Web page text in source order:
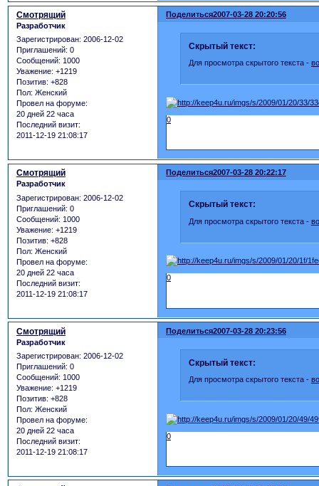
Поделиться2007-03-28 20:20:56
Смотрящий
Разработчик
Зарегистрирован: 2006-12-02
Приглашений: 0
Сообщений: 1000
Уважение: +1219
Позитив: +828
Пол: Женский
Провел на форуме:
20 дней 22 часа
Последний визит:
2011-12-19 21:08:17
Скрытый текст:
Для просмотра скрытого текста -
0
Поделиться2007-03-28 20:22:17
Смотрящий
Разработчик
Зарегистрирован: 2006-12-02
Приглашений: 0
Сообщений: 1000
Уважение: +1219
Позитив: +828
Пол: Женский
Провел на форуме:
20 дней 22 часа
Последний визит:
2011-12-19 21:08:17
Скрытый текст:
Для просмотра скрытого текста -
0
Поделиться2007-03-28 20:23:56
Смотрящий
Разработчик
Зарегистрирован: 2006-12-02
Приглашений: 0
Сообщений: 1000
Уважение: +1219
Позитив: +828
Пол: Женский
Провел на форуме:
20 дней 22 часа
Последний визит:
2011-12-19 21:08:17
Скрытый текст:
Для просмотра скрытого текста -
0